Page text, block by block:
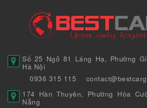
Số 25 Ngõ 81 Láng Hạ, Phường
Hà Nội
0936 315 115
174 Hàn Thuyên, Phường Hòa
Nẵng